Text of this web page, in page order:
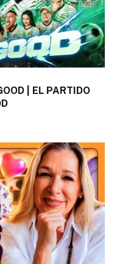
| EL PARTIDO